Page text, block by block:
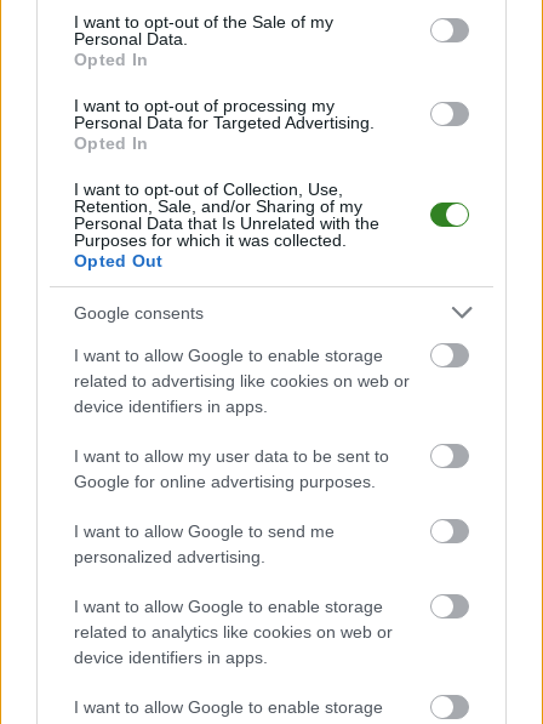
consent section.
I want to opt-out of the Sale of my
Personal Data.
Opted In
I want to opt-out of processing my
Personal Data for Targeted Advertising.
Opted In
I want to opt-out of Collection, Use,
Retention, Sale, and/or Sharing of my
Personal Data that Is Unrelated with the
Purposes for which it was collected.
Opted Out
Google consents
I want to allow Google to enable storage
related to advertising like cookies on web or
device identifiers in apps.
I want to allow my user data to be sent to
Google for online advertising purposes.
I want to allow Google to send me
personalized advertising.
I want to allow Google to enable storage
related to analytics like cookies on web or
device identifiers in apps.
I want to allow Google to enable storage
piłkarskichw województwie. Sprawdź nasze relacje, śledź ulubioną ligę i
bądź na bieżąco z wydarzeniami z boisk!
Fenix Leszno - Wisłoczanka Tryńczaodbędzie się w ramach 14.
kolejki - Klasa O Jarosław. Spotkanie zostanie rozegrane w dniu 08
Fenix Lesznoprzystępuje do tego spotkania w roli gospodarza. Jak
drużyna radzi sobie w sezonie 2025/2026 rozgrywek Jarosław > Klasa
Okręgowa przed własną publicznością? Na tej stronie możecie zobaczyć
tabelę uwzględniającą tylko mecze u siebie. W tabeli biorącej pod uwagę
tylko mecze wyjazdowe możecie natomiast sprawdzić jak spisuje się klub
Wisłoczanka Tryńcza.
Jarosław > Klasa Okręgowa - sytuacja w tabeli
Przed meczami 14. kolejki - Klasa O Jarosław gospodarze (Fenix Leszno)
zajmują15. miejscew tabeli. Goście (Wisłoczanka Tryńcza) plasują się na
Poniżej znajdziesz także ostatnie mecze obu drużyn oraz statystyki
bramkowe.
Fenix Leszno vs. Wisłoczanka Tryńcza - relacja, wynik na żywo,
transmisja
Wynik meczu Fenix Leszno - Wisłoczanka Tryńcza znajdziesz na naszej
stronie zaraz po jego zakończeniu. Jeżeli szukasz informacji meczowych,
zajrzyj tutaj:Fenix Leszno vs. Wisłoczanka Tryńcza - wynik, składy,
strzelcy
Jeżeli w internecie lub TV dostępna jest
albo innych spotkań Jarosław
> Klasa Okręgowa na pewno znajdziesz takie informacje na naszym